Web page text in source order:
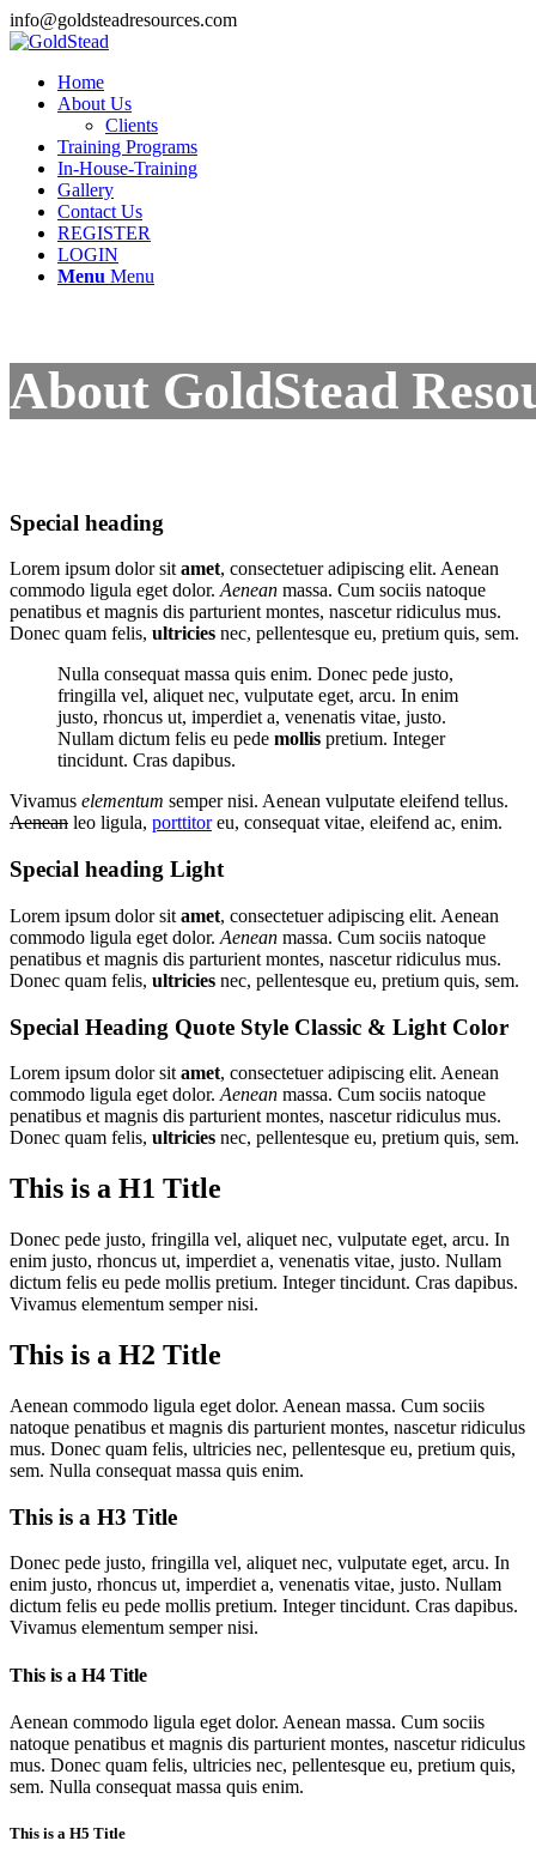
info@goldsteadresources.com
Home
About Us
Clients
Training Programs
In-House-Training
Gallery
Contact Us
REGISTER
LOGIN
Menu Menu
About GoldStead
Special heading
Lorem ipsum dolor sitamet, consectetuer adipiscing elit. Aenean
commodo ligula eget dolor.Aenean massa. Cum sociis natoque
penatibus et magnis dis parturient montes, nascetur ridiculus mus.
Donec quam felis, ultricies nec, pellentesque eu, pretium quis, sem.
Nulla consequat massa quis enim. Donec pede justo,
fringilla vel, aliquet nec, vulputate eget, arcu. In enim
justo, rhoncus ut, imperdiet a, venenatis vitae, justo.
Nullam dictum felis eu pede mollis pretium. Integer
tincidunt. Cras dapibus.
Vivamus elementum semper nisi. Aenean vulputate eleifend tellus.
Aenean leo ligula, porttitoreu, consequat vitae, eleifend ac, enim.
Special heading Light
Lorem ipsum dolor sit amet, consectetuer adipiscing elit. Aenean
commodo ligula eget dolor. Aenean massa. Cum sociis natoque
penatibus et magnis dis parturient montes, nascetur ridiculus mus.
Donec quam felis, ultricies nec, pellentesque eu, pretium quis, sem.
Special Heading Quote Style Classic & Light Color
Lorem ipsum dolor sit amet, consectetuer adipiscing elit. Aenean
commodo ligula eget dolor. Aenean massa. Cum sociis natoque
penatibus et magnis dis parturient montes, nascetur ridiculus mus.
Donec quam felis, ultricies nec, pellentesque eu, pretium quis, sem.
This is a H1 Title
Donec pede justo, fringilla vel, aliquet nec, vulputate eget, arcu. In
enim justo, rhoncus ut, imperdiet a, venenatis vitae, justo. Nullam
dictum felis eu pede mollis pretium. Integer tincidunt. Cras dapibus.
Vivamus elementum semper nisi.
This is a H2 Title
Aenean commodo ligula eget dolor. Aenean massa. Cum sociis
natoque penatibus et magnis dis parturient montes, nascetur ridiculus
mus. Donec quam felis, ultricies nec, pellentesque eu, pretium quis,
sem. Nulla consequat massa quis enim.
This is a H3 Title
Donec pede justo, fringilla vel, aliquet nec, vulputate eget, arcu. In
enim justo, rhoncus ut, imperdiet a, venenatis vitae, justo. Nullam
dictum felis eu pede mollis pretium. Integer tincidunt. Cras dapibus.
Vivamus elementum semper nisi.
This is a H4 Title
Aenean commodo ligula eget dolor. Aenean massa. Cum sociis
natoque penatibus et magnis dis parturient montes, nascetur ridiculus
mus. Donec quam felis, ultricies nec, pellentesque eu, pretium quis,
sem. Nulla consequat massa quis enim.
This is a H5 Title